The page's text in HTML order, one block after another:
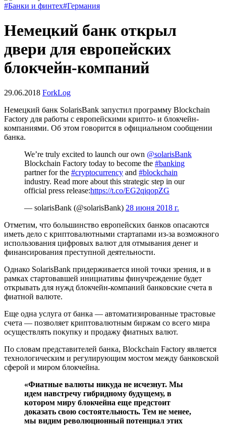
#Банки и финтех#Германия
Немецкий банк открыл
двери для европейских
блокчейн-компаний
29.06.2018 ForkLog
Немецкий банк SolarisBank запустил программу Blockchain
Factory для работы с европейскими крипто- и блокчейн-
компаниями. Об этом говорится в официальном сообщении
банка.
We’re truly excited to launch our own @solarisBank
Blockchain Factory today to become the #banking
partner for the #cryptocurrency and #blockchain
industry. Read more about this strategic step in our
official press release:https://t.co/EG2qiqopZG
— solarisBank (@solarisBank) 28 июня 2018 г.
Отметим, что большинство европейских банков опасаются
иметь дело с криптовалютными стартапами из-за возможного
использования цифровых валют для отмывания денег и
финансирования преступной деятельности.
Однако SolarisBank придерживается иной точки зрения, и в
рамках стартовавшей инициативы финучреждение будет
открывать для нужд блокчейн-компаний банковские счета в
фиатной валюте.
Еще одна услуга от банка — автоматизированные трастовые
счета — позволяет криптовалютным биржам со всего мира
осуществлять покупку и продажу фиатных валют.
По словам представителей банка, Blockchain Factory является
технологическим и регулирующим мостом между банковской
сферой и миром блокчейна.
«Фиатные валюты никуда не исчезнут. Мы
идем навстречу гибридному будущему, в
котором миру блокчейна еще предстоит
доказать свою состоятельность. Тем не менее,
мы видим революционный потенциал этих